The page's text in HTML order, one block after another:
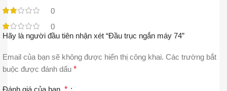
0
0
Hãy là người đầu tiên nhận xét “Đầu trục ngắn máy 74”
Email của bạn sẽ không được hiển thị công khai. Các trường bắt
buộc được đánh dấu *
Đánh giá của bạn *